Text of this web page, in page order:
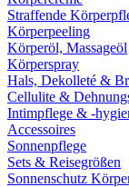
Straffende
Körperpeeling
Körperöl, Massageöl
Körperspray
Hals, Dekolleté &
Cellulite &
Intimpflege & -
Accessoires
Sonnenpflege
Sets & Reisegrößen
Sonnenschutz